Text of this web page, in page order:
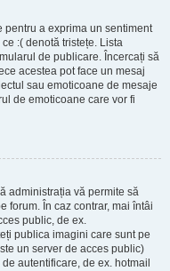
pentru a exprima un sentiment
:( denotă tristețe. Lista
de publicare. Încercați să
acestea pot face un mesaj
sau emoticoane de mesaje
de emoticoane care vor fi
administrația vă permite să
forum. În caz contrar, mai întâi
public, de ex.
publica imagini care sunt pe
un server de acces public)
autentificare, de ex. hotmail